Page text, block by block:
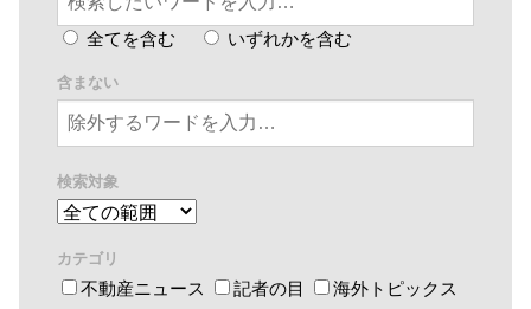
全てを含む いずれかを含む
含まない
検索対象
カテゴリ
不動産ニュース 記者の目 海外トピックス